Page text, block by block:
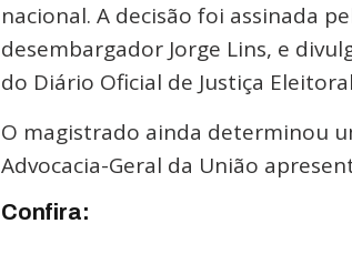
nacional. A decisão foi assinada
desembargador Jorge Lins, e
do Diário Oficial de Justiça
O magistrado ainda determinou
Advocacia-Geral da União
Confira: